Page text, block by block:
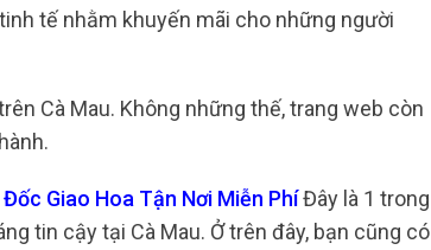
tế nhằm khuyến mãi cho những người
Cà Mau. Không những thế, trang web còn
Giao Hoa Tận Nơi Miễn PhíĐây là 1 trong
tin cậy tại Cà Mau. Ở trên đây, bạn cũng có